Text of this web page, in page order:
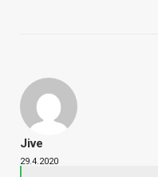
Jive
29.4.2020